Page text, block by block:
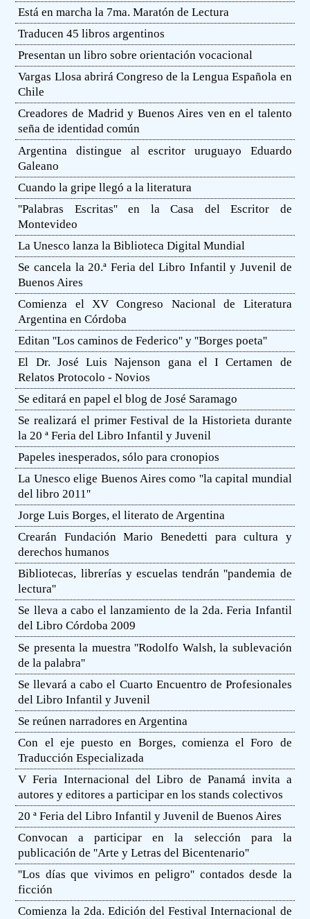
Está en marcha la 7ma. Maratón de Lectura
Traducen 45 libros argentinos
Presentan un libro sobre orientación vocacional
Vargas Llosa abrirá Congreso de la Lengua Española en
Chile
Creadores de Madrid y Buenos Aires ven en el talento
seña de identidad común
Argentina distingue al escritor uruguayo Eduardo
Galeano
Cuando la gripe llegó a la literatura
''Palabras Escritas'' en la Casa del Escritor de
Montevideo
La Unesco lanza la Biblioteca Digital Mundial
Se cancela la 20.ª Feria del Libro Infantil y Juvenil de
Buenos Aires
Comienza el XV Congreso Nacional de Literatura
Argentina en Córdoba
Editan ''Los caminos de Federico'' y ''Borges poeta''
El Dr. José Luis Najenson gana el I Certamen de
Relatos Protocolo - Novios
Se editará en papel el blog de José Saramago
Se realizará el primer Festival de la Historieta durante
la 20 ª Feria del Libro Infantil y Juvenil
Papeles inesperados, sólo para cronopios
La Unesco elige Buenos Aires como ''la capital mundial
del libro 2011''
Jorge Luis Borges, el literato de Argentina
Crearán Fundación Mario Benedetti para cultura y
derechos humanos
Bibliotecas, librerías y escuelas tendrán ''pandemia de
lectura''
Se lleva a cabo el lanzamiento de la 2da. Feria Infantil
del Libro Córdoba 2009
Se presenta la muestra ''Rodolfo Walsh, la sublevación
de la palabra''
Se llevará a cabo el Cuarto Encuentro de Profesionales
del Libro Infantil y Juvenil
Se reúnen narradores en Argentina
Con el eje puesto en Borges, comienza el Foro de
Traducción Especializada
V Feria Internacional del Libro de Panamá invita a
autores y editores a participar en los stands colectivos
20 ª Feria del Libro Infantil y Juvenil de Buenos Aires
Convocan a participar en la selección para la
publicación de ''Arte y Letras del Bicentenario''
''Los días que vivimos en peligro'' contados desde la
ficción
Comienza la 2da. Edición del Festival Internacional de